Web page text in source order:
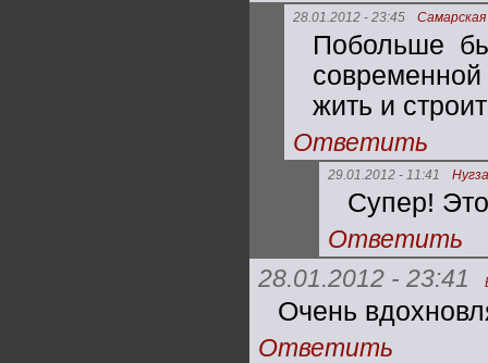
28.01.2012 - 23:45 Самарская
Побольше
жить и
Ответить
29.01.2012 - 11:41
Супер!
Ответить
28.01.2012 - 23:41
Очень
Ответить